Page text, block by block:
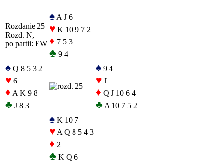
Rozdanie 25
Rozd. N,
po partii: EW
♠ A J 6
♥ K 10 9 7 2
♦ 7 5 3
♣ 9 4
♠ Q 8 5 3 2
♥ 6
♦ A K 9 8
♣ J 8 3
♠ 9 4
♥ J
♦ Q J 10 6 4
♣ A 10 7 5 2
♠ K 10 7
♥ A Q 8 5 4 3
♦ 2
♣ K Q 6